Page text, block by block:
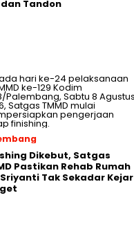
dan Tandon
Dikebut, Satgas
Pastikan Rehab Rumah
Tak Sekadar Kejar